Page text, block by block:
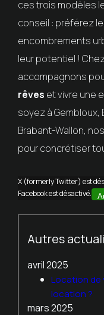
ces trois modèles
conseil : préférez
encombrements
leur potentiel !
accompagnons
rêves et vivre une
soyez à Gembloux,
Brabant-Wallon,
pour concrétiser
X (formerly Twitter) est
Facebook est désactivé.
Autres
avril 2025
Location de
location ?
mars 2025